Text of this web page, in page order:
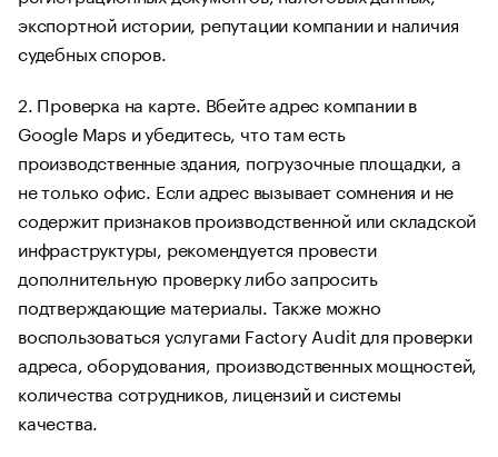
экспортной истории, репутации компании и наличия
судебных споров.
2. Проверка на карте. Вбейте адрес компании в
Google Maps и убедитесь, что там есть
производственные здания, погрузочные площадки, а
не только офис. Если адрес вызывает сомнения и не
содержит признаков производственной или складской
инфраструктуры, рекомендуется провести
дополнительную проверку либо запросить
подтверждающие материалы. Также можно
воспользоваться услугами Factory Audit для проверки
адреса, оборудования, производственных мощностей,
количества сотрудников, лицензий и системы
качества.